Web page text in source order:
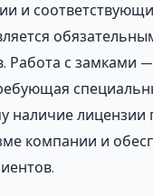
и
Работа с замками
наличие лицензии
компании и